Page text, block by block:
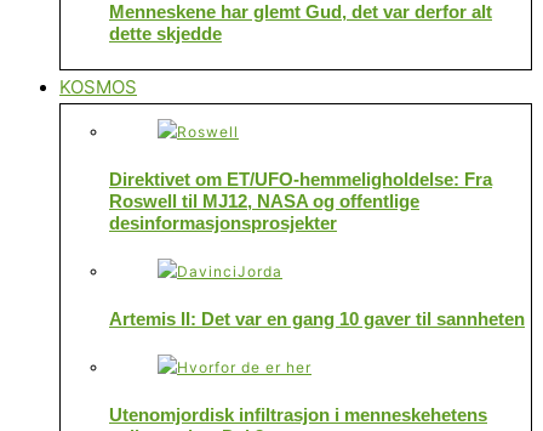
Menneskene har glemt Gud, det var derfor alt
dette skjedde
KOSMOS
Direktivet om ET/UFO-hemmeligholdelse: Fra
Roswell til MJ12, NASA og offentlige
desinformasjonsprosjekter
Artemis II: Det var en gang 10 gaver til sannheten
Utenomjordisk infiltrasjon i menneskehetens